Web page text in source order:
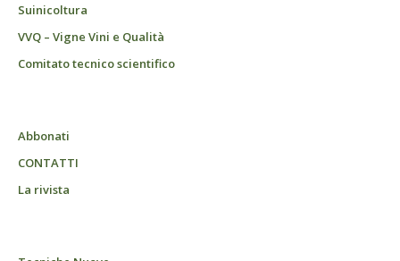
Suinicoltura
VVQ – Vigne Vini e Qualità
Comitato tecnico scientifico
Abbonati
CONTATTI
La rivista